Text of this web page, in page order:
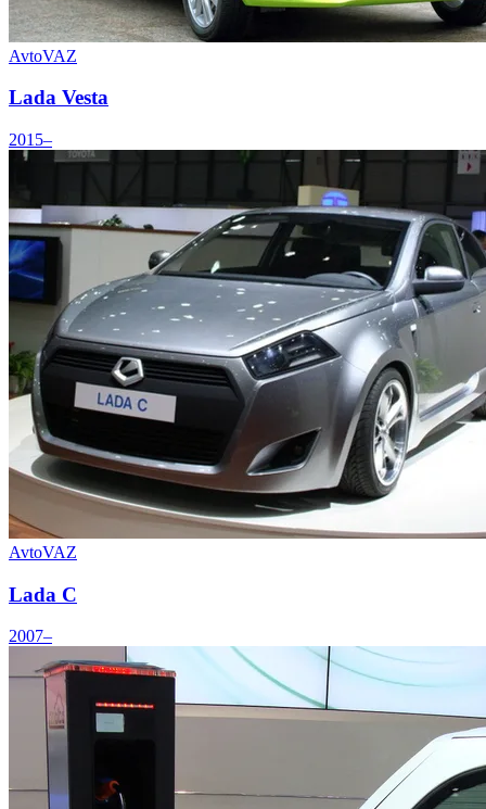
AvtoVAZ
Lada Vesta
2015–
AvtoVAZ
Lada C
2007–